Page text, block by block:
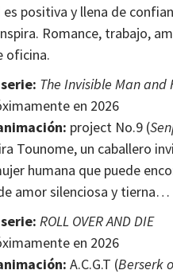
positiva y llena de
Romance, trabajo,
oficina.
The Invisible Man and
en 2026
project No.9 (
Tounome, un caballero
humana que puede
amor silenciosa y tierna…
ROLL OVER AND DIE
en 2026
A.C.G.T (Berserk